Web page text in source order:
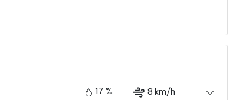
17 % 8 km/h